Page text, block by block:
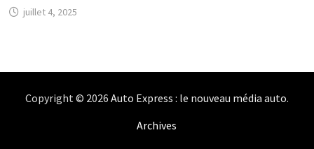
juillet 4, 2025
Copyright © 2026 Auto Express : le nouveau média auto.
Archives